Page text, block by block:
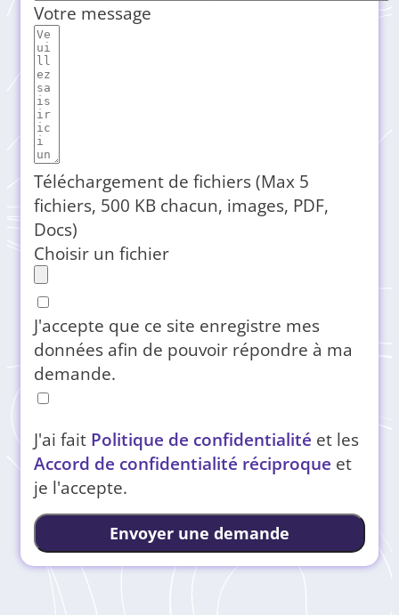
Votre message
Téléchargement de fichiers (Max 5
fichiers, 500 KB chacun, images, PDF,
Docs)
Choisir un fichier
J'accepte que ce site enregistre mes
données afin de pouvoir répondre à ma
demande.
J'ai fait Politique de confidentialité et les
Accord de confidentialité réciproque et
je l'accepte.
Envoyer une demande